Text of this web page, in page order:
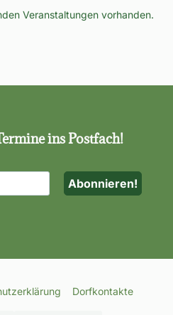
Veranstaltungen vorhanden.
ins Postfach!
Dorfkontakte